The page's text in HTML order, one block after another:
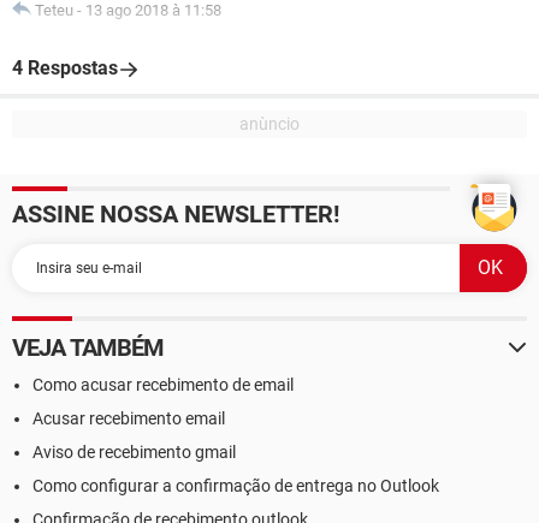
Teteu - 13 ago 2018 à 11:58
4 Respostas
ASSINE NOSSA NEWSLETTER!
VEJA TAMBÉM
Como acusar recebimento de email
Acusar recebimento email
Aviso de recebimento gmail
Como configurar a confirmação de entrega no Outlook